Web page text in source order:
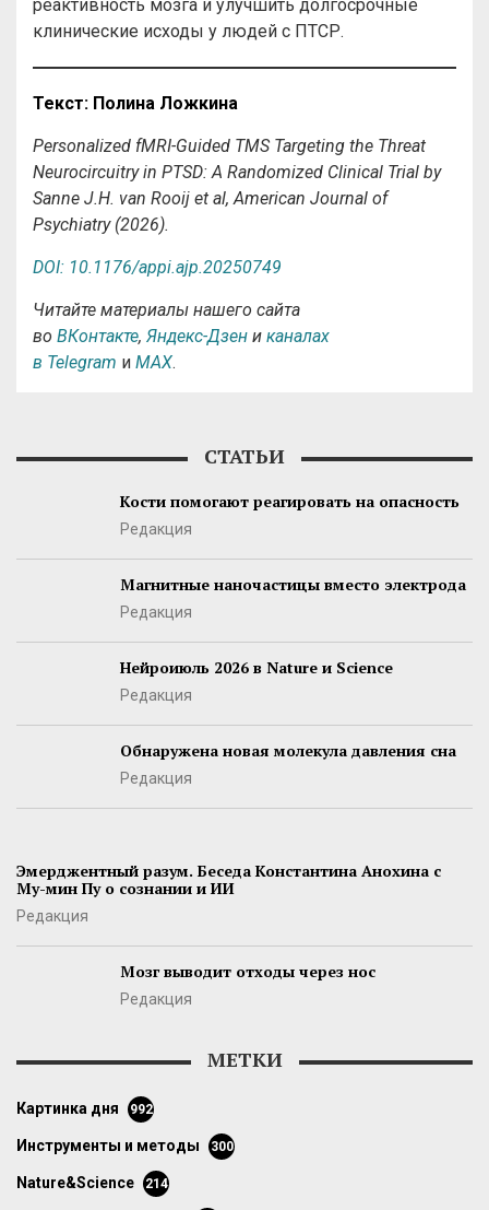
реактивность мозга и улучшить долгосрочные
клинические исходы у людей с ПТСР.
Текст: Полина Ложкина
Personalized fMRI-Guided TMS Targeting the Threat
Neurocircuitry in PTSD: A Randomized Clinical Trial by
Sanne J.H. van Rooij et al, American Journal of
Psychiatry (2026).
DOI: 10.1176/appi.ajp.20250749
Читайте материалы нашего сайта
во ВКонтакте, Яндекс-Дзен и каналах
в Telegram и MAX.
СТАТЬИ
Кости помогают реагировать на опасность
Редакция
Магнитные наночастицы вместо электрода
Редакция
Нейроиюль 2026 в Nature и Science
Редакция
Обнаружена новая молекула давления сна
Редакция
Эмерджентный разум. Беседа Константина Анохина с
Му-мин Пу о сознании и ИИ
Редакция
Мозг выводит отходы через нос
Редакция
МЕТКИ
картинка дня 992
инструменты и методы 300
Nature&Science 214